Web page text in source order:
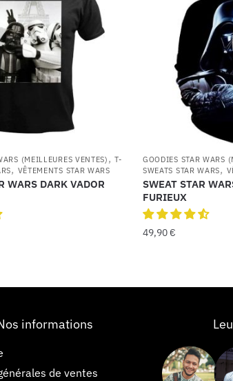
(MEILLEURES VENTES) ,T-
, VÊTEMENTS STAR WARS
WARS DARK VADOR
GOODIES STAR WARS
SWEATS STAR WARS,
SWEAT STAR
FURIEUX
49,90€
informations
de ventes